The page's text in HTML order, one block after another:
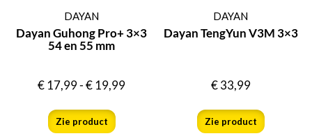
DAYAN
Dayan Guhong Pro+ 3×3
54 en 55 mm
€17,99-€19,99
Zie product
DAYAN
Dayan TengYun V3M 3×3
€33,99
Zie product